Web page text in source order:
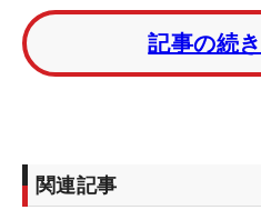
今年から同社のウェアを着
ーズンよりCPG GOLFさ
また可愛いウェアも数多く
のがとても楽しみです。
記事の続
関連記事